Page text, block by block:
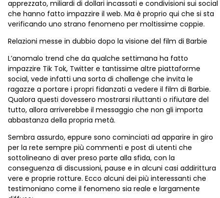
apprezzato, miliardi di dollari incassati e condivisioni sui social
che hanno fatto impazzire il web. Ma è proprio qui che si sta
verificando uno strano fenomeno per moltissime coppie.
Relazioni messe in dubbio dopo la visione del film di Barbie
L’anomalo trend che da qualche settimana ha fatto
impazzire Tik Tok, Twitter e tantissime altre piattaforme
social, vede infatti una sorta di challenge che invita le
ragazze a portare i propri fidanzati a vedere il film di Barbie.
Qualora questi dovessero mostrarsi riluttanti o rifiutare del
tutto, allora arriverebbe il messaggio che non gli importa
abbastanza della propria metà.
Sembra assurdo, eppure sono cominciati ad apparire in giro
per la rete sempre più commenti e post di utenti che
sottolineano di aver preso parte alla sfida, con la
conseguenza di discussioni, pause e in alcuni casi addirittura
vere e proprie rotture. Ecco alcuni dei più interessanti che
testimoniano come il fenomeno sia reale e largamente